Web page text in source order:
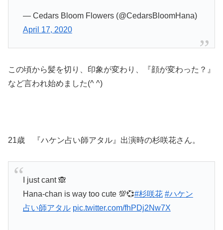
— Cedars Bloom Flowers (@CedarsBloomHana)
April 17, 2020
この頃から髪を切り、印象が変わり、『顔が変わった？』
など言われ始めました(^ ^)
21歳 『ハケン占い師アタル』出演時の杉咲花さん。
I just cant 🙈
Hana-chan is way too cute 💯💞#杉咲花 #ハケン
占い師アタル pic.twitter.com/fhPDj2Nw7X